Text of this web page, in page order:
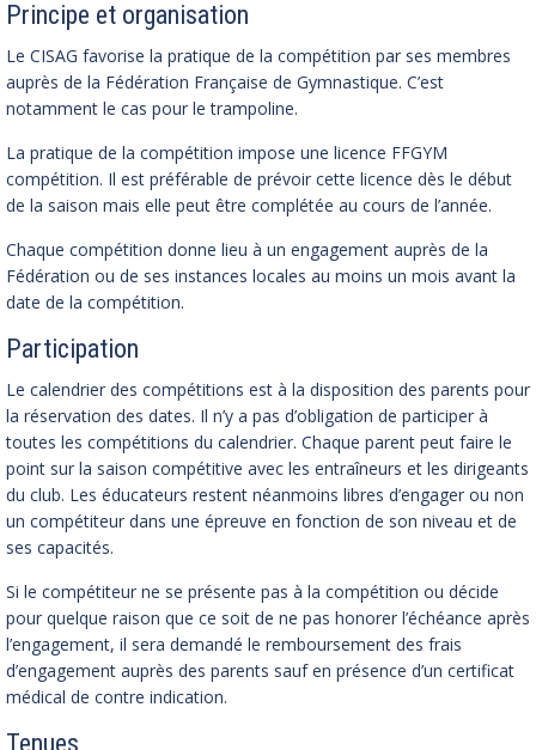
Principe et organisation
Le CISAG favorise la pratique de la compétition par ses membres
auprès de la Fédération Française de Gymnastique. C’est
notamment le cas pour le trampoline.
La pratique de la compétition impose une licence FFGYM
compétition. Il est préférable de prévoir cette licence dès le début
de la saison mais elle peut être complétée au cours de l’année.
Chaque compétition donne lieu à un engagement auprès de la
Fédération ou de ses instances locales au moins un mois avant la
date de la compétition.
Participation
Le calendrier des compétitions est à la disposition des parents pour
la réservation des dates. Il n’y a pas d’obligation de participer à
toutes les compétitions du calendrier. Chaque parent peut faire le
point sur la saison compétitive avec les entraîneurs et les dirigeants
du club. Les éducateurs restent néanmoins libres d’engager ou non
un compétiteur dans une épreuve en fonction de son niveau et de
ses capacités.
Si le compétiteur ne se présente pas à la compétition ou décide
pour quelque raison que ce soit de ne pas honorer l’échéance après
l’engagement, il sera demandé le remboursement des frais
d’engagement auprès des parents sauf en présence d’un certificat
médical de contre indication.
Tenues